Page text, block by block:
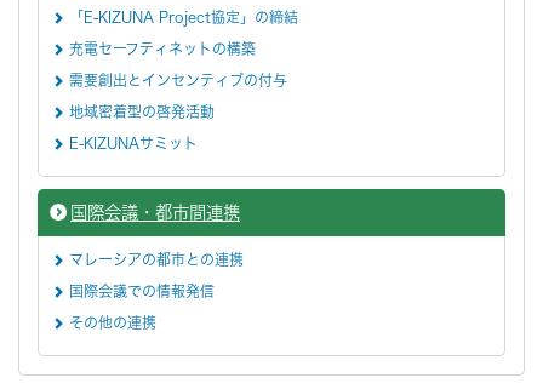
「E-KIZUNA Project協定」の締結
充電セーフティネットの構築
需要創出とインセンティブの付与
地域密着型の啓発活動
E-KIZUNAサミット
国際会議・都市間連携
マレーシアの都市との連携
国際会議での情報発信
その他の連携